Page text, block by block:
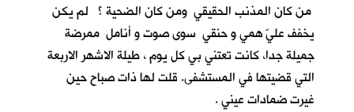
من كان المذنب الحقيقي ومن كان الضحية ؟ لم يكن
يخفف عليّ همي و حنقي سوى صوت و أنامل ممرضة
جميلة جدا، كانت تعتني بي كل يوم ، طيلة الاشهر الاربعة
التي قضيتها في المستشفى. قلت لها ذات صباح حين
غيرت ضمادات عيني .